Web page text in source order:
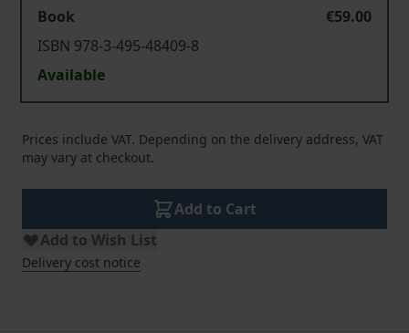
Book
€59.00
ISBN 978-3-495-48409-8
Available
Prices include VAT. Depending on the delivery address, VAT
may vary at checkout.
Add to Cart
Add to Wish List
Delivery cost notice